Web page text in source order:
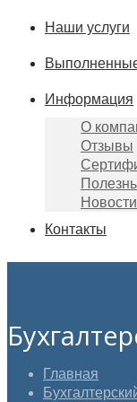
Наши услуги
Информация
О
Отзывы
Контакты
Главная